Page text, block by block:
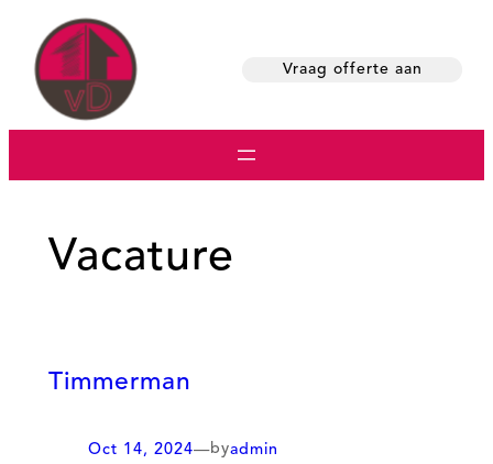
content
Vraag offerte aan
Vacature
Timmerman
Oct 14, 2024—byadmin